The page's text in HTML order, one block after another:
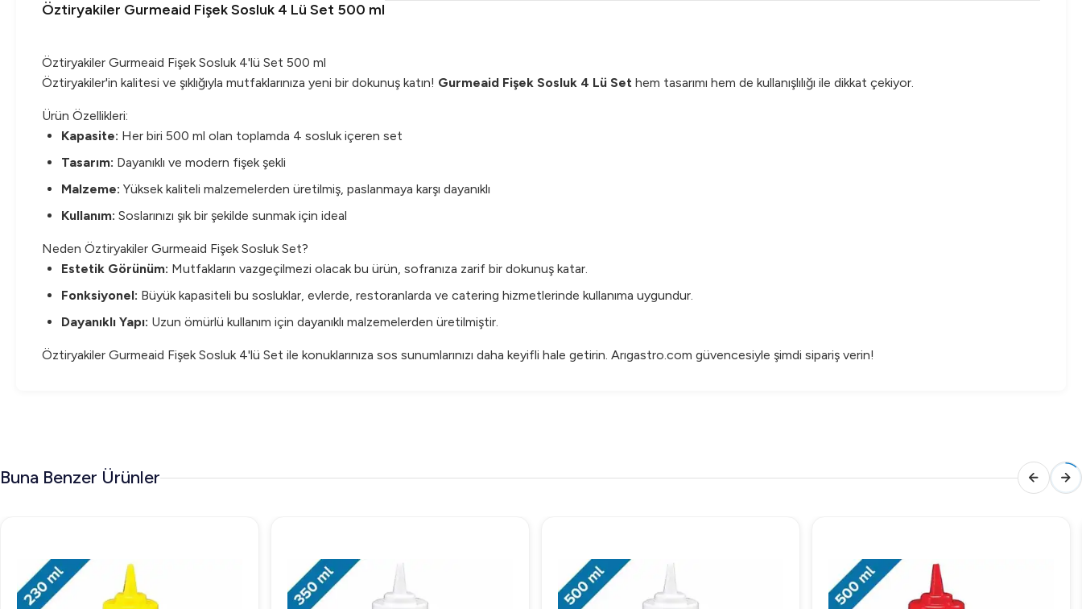
Öztiryakiler Gurmeaid Fişek Sosluk 4 Lü Set 500 ml
Öztiryakiler Gurmeaid Fişek Sosluk 4'lü Set 500 ml
Öztiryakiler'in kalitesi ve şıklığıyla mutfaklarınıza yeni bir dokunuş katın! Gurmeaid Fişek Sosluk 4 Lü Set hem tasarımı hem de kullanışlılığı ile dikkat çekiyor.
Ürün Özellikleri:
Kapasite: Her biri 500 ml olan toplamda 4 sosluk içeren set
Tasarım: Dayanıklı ve modern fişek şekli
Malzeme: Yüksek kaliteli malzemelerden üretilmiş, paslanmaya karşı dayanıklı
Kullanım: Soslarınızı şık bir şekilde sunmak için ideal
Neden Öztiryakiler Gurmeaid Fişek Sosluk Set?
Estetik Görünüm: Mutfakların vazgeçilmezi olacak bu ürün, sofranıza zarif bir dokunuş katar.
Fonksiyonel: Büyük kapasiteli bu sosluklar, evlerde, restoranlarda ve catering hizmetlerinde kullanıma uygundur.
Dayanıklı Yapı: Uzun ömürlü kullanım için dayanıklı malzemelerden üretilmiştir.
Öztiryakiler Gurmeaid Fişek Sosluk 4'lü Set ile konuklarınıza sos sunumlarınızı daha keyifli hale getirin. Arıgastro.com güvencesiyle şimdi sipariş verin!
Buna Benzer Ürünler